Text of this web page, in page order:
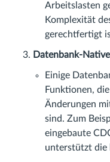
Arbeitslasten
Komplexität
gerechtfertigt
Datenbank-
Einige
Funktionen,
Änderungen
sind. Zum
eingebaute
unterstützt die